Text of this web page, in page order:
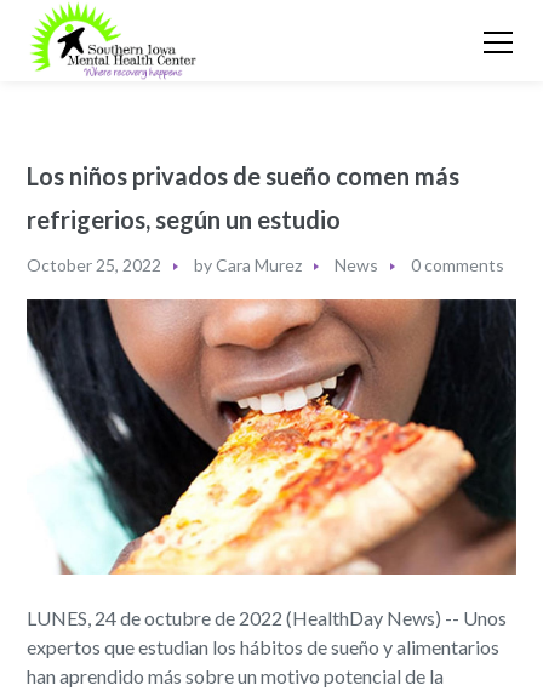
Los niños privados de sueño comen más
refrigerios, según un estudio
October 25, 2022 byCara Murez News 0 comments
LUNES, 24 de octubre de 2022 (HealthDay News) -- Unos
expertos que estudian los hábitos de sueño y alimentarios
han aprendido más sobre un motivo potencial de la